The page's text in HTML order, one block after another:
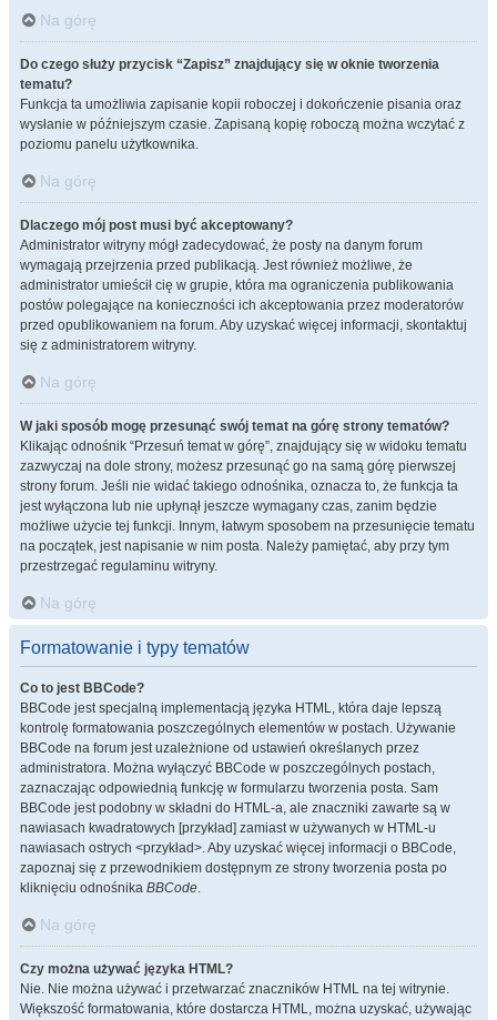
Na górę
Do czego służy przycisk “Zapisz” znajdujący się w oknie tworzenia
tematu?
Funkcja ta umożliwia zapisanie kopii roboczej i dokończenie pisania oraz
wysłanie w późniejszym czasie. Zapisaną kopię roboczą można wczytać z
poziomu panelu użytkownika.
Na górę
Dlaczego mój post musi być akceptowany?
Administrator witryny mógł zadecydować, że posty na danym forum
wymagają przejrzenia przed publikacją. Jest również możliwe, że
administrator umieścił cię w grupie, która ma ograniczenia publikowania
postów polegające na konieczności ich akceptowania przez moderatorów
przed opublikowaniem na forum. Aby uzyskać więcej informacji, skontaktuj
się z administratorem witryny.
Na górę
W jaki sposób mogę przesunąć swój temat na górę strony tematów?
Klikając odnośnik “Przesuń temat w górę”, znajdujący się w widoku tematu
zazwyczaj na dole strony, możesz przesunąć go na samą górę pierwszej
strony forum. Jeśli nie widać takiego odnośnika, oznacza to, że funkcja ta
jest wyłączona lub nie upłynął jeszcze wymagany czas, zanim będzie
możliwe użycie tej funkcji. Innym, łatwym sposobem na przesunięcie tematu
na początek, jest napisanie w nim posta. Należy pamiętać, aby przy tym
przestrzegać regulaminu witryny.
Na górę
Formatowanie i typy tematów
Co to jest BBCode?
BBCode jest specjalną implementacją języka HTML, która daje lepszą
kontrolę formatowania poszczególnych elementów w postach. Używanie
BBCode na forum jest uzależnione od ustawień określanych przez
administratora. Można wyłączyć BBCode w poszczególnych postach,
zaznaczając odpowiednią funkcję w formularzu tworzenia posta. Sam
BBCode jest podobny w składni do HTML-a, ale znaczniki zawarte są w
nawiasach kwadratowych [przykład] zamiast w używanych w HTML-u
nawiasach ostrych <przykład>. Aby uzyskać więcej informacji o BBCode,
zapoznaj się z przewodnikiem dostępnym ze strony tworzenia posta po
kliknięciu odnośnika BBCode.
Na górę
Czy można używać języka HTML?
Nie. Nie można używać i przetwarzać znaczników HTML na tej witrynie.
Większość formatowania, które dostarcza HTML, można uzyskać, używając